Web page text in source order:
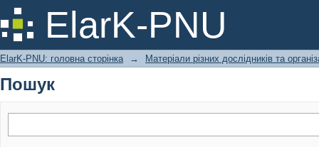
ElarK-PNU
Пошук
ElarK-PNU: головна сторінка → Матеріали різних дослідників та
Пошук